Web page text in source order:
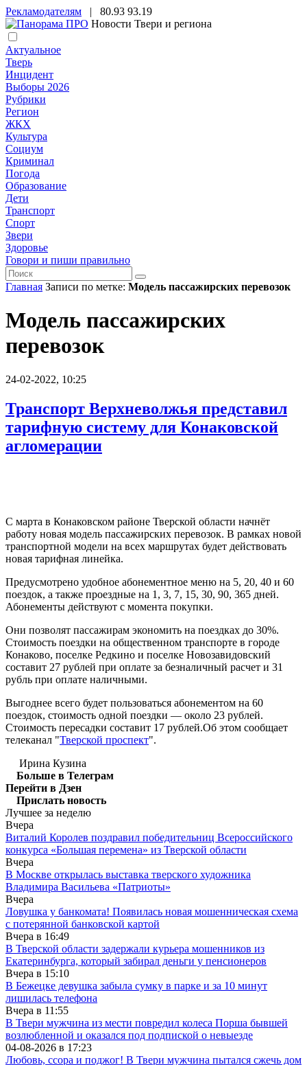
Рекламодателям | 80.93 93.19
Новости Твери и региона
Актуальное
Тверь
Инцидент
Выборы 2026
Рубрики
Регион
ЖКХ
Культура
Социум
Криминал
Погода
Образование
Дети
Транспорт
Спорт
Звери
Здоровье
Говори и пиши правильно
Главная Записи по метке: Модель пассажирских перевозок
Модель пассажирских
перевозок
24-02-2022, 10:25
Транспорт Верхневолжья представил
тарифную систему для Конаковской
агломерации
С марта в Конаковском районе Тверской области начнёт
работу новая модель пассажирских перевозок. В рамках новой
транспортной модели на всех маршрутах будет действовать
новая тарифная линейка.
Предусмотрено удобное абонементное меню на 5, 20, 40 и 60
поездок, а также проездные на 1, 3, 7, 15, 30, 90, 365 дней.
Абонементы действуют с момента покупки.
Они позволят пассажирам экономить на поездках до 30%.
Стоимость поездки на общественном транспорте в городе
Конаково, поселке Редкино и поселке Новозавидовский
составит 27 рублей при оплате за безналичный расчет и 31
рубль при оплате наличными.
Выгоднее всего будет пользоваться абонементом на 60
поездок, стоимость одной поездки — около 23 рублей.
Стоимость пересадки составит 17 рублей.Об этом сообщает
телеканал "Тверской проспект".
Ирина Кузина
Больше в Телеграм
Перейти в Дзен
Прислать новость
Лучшее за неделю
Вчера
Виталий Королев поздравил победительниц Всероссийского
конкурса «Большая перемена» из Тверской области
Вчера
В Москве открылась выставка тверского художника
Владимира Васильева «Патриоты»
Вчера
Ловушка у банкомата! Появилась новая мошенническая схема
с потерянной банковской картой
Вчера в 16:49
В Тверской области задержали курьера мошенников из
Екатеринбурга, который забирал деньги у пенсионеров
Вчера в 15:10
В Бежецке девушка забыла сумку в парке и за 10 минут
лишилась телефона
Вчера в 11:55
В Твери мужчина из мести повредил колеса Порша бывшей
возлюбленной и оказался под подпиской о невыезде
04-08-2026 в 17:23
Любовь, ссора и поджог! В Твери мужчина пытался сжечь дом